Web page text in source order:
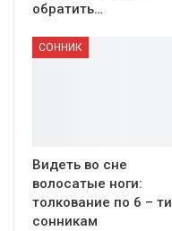
обратить…
СОННИК
Видеть во сне
волосатые ноги:
толкование по 6 – ти
сонникам